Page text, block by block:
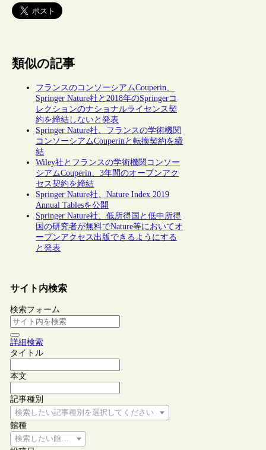
類似の記事
フランスのコンソーシアムCouperin、
Springer Nature社と2018年のSpringerコ
レクションのナショナルライセンス契
約を締結しないと発表
Springer Nature社、フランスの学術機関
コンソーシアムCouperinと転換契約を締
結
Wiley社とフランスの学術機関コンソー
シアムCouperin、3年間のオープンアク
セス契約を締結
Springer Nature社、Nature Index 2019
Annual Tablesを公開
Springer Nature社、低所得国と低中所得
国の研究者が無料でNature等においてオ
ープンアクセス出版できるようにする
と発表
サイト内検索
検索フォーム
詳細検索
タイトル
本文
記事種別
検索したい記事種別を選択してください
館種
検索したい館種を選択してください